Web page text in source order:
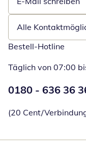
Öffnet E-Mail-
Alle
Bestell-Hotline
Täglich von 07:00
Telefonnummer:
0180 - 636 36
(20 Cent/